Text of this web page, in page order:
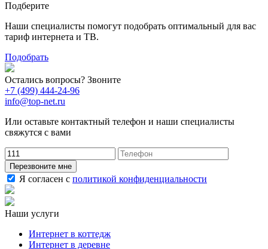
Подберите
Наши специалисты помогут подобрать оптимальный для вас
тариф интернета и ТВ.
Подобрать
Остались вопросы? Звоните
+7 (499) 444-24-96
info@top-net.ru
Или оставьте контактный телефон и наши специалисты
свяжутся с вами
Перезвоните мне
Я согласен с политикой конфиденциальности
Наши услуги
Интернет в коттедж
Интернет в деревне